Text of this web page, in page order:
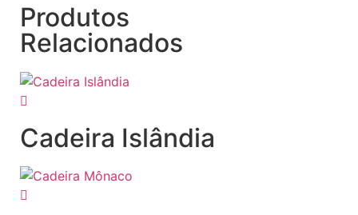
Produtos
Relacionados
Cadeira Islândia